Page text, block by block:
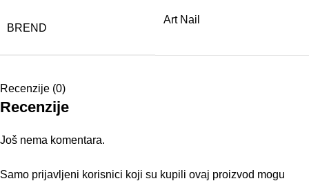
BREND
Art Nail
Recenzije (0)
Recenzije
Još nema komentara.
Samo prijavljeni korisnici koji su kupili ovaj proizvod mogu